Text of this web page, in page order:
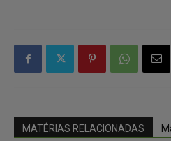
MATÉRIAS RELACIONADAS